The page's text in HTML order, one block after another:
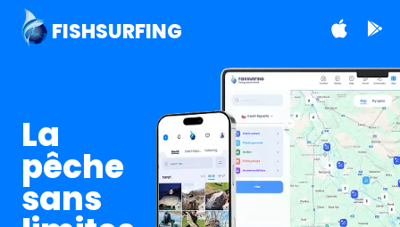
FISHSURFING
La
pêche
sans